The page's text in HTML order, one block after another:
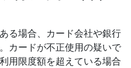
る場合、カード会社や銀行
カードが不正使用の疑いで
用限度額を超えている場合